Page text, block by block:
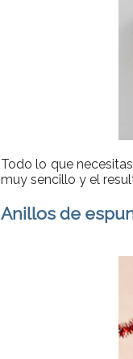
Todo lo que
muy sencillo y el
Anillos de